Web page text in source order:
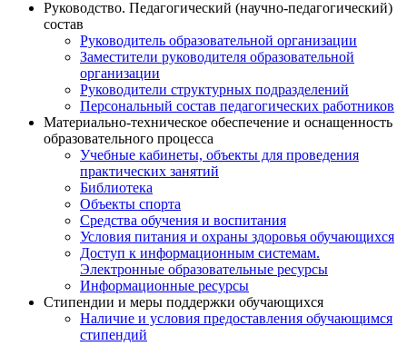
Руководство. Педагогический (научно-педагогический)
состав
Руководитель образовательной организации
Заместители руководителя образовательной
организации
Руководители структурных подразделений
Персональный состав педагогических работников
Материально-техническое обеспечение и оснащенность
образовательного процесса
Учебные кабинеты, объекты для проведения
практических занятий
Библиотека
Объекты спорта
Средства обучения и воспитания
Условия питания и охраны здоровья обучающихся
Доступ к информационным системам.
Электронные образовательные ресурсы
Информационные ресурсы
Стипендии и меры поддержки обучающихся
Наличие и условия предоставления обучающимся
стипендий